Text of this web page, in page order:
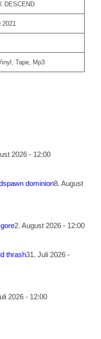
DESCEND
Tape, Mp3
2026 - 12:00
dominion8. August
2. August 2026 - 12:00
thrash31. Juli 2026 -
2026 - 12:00